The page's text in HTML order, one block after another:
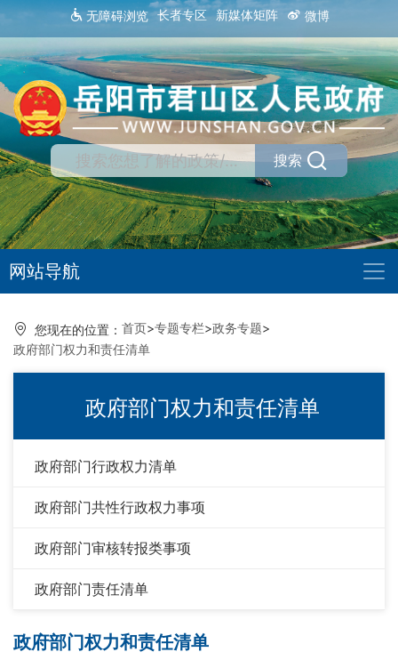
无障碍浏览 长者专区 新媒体矩阵 微博
搜索
网站导航
您现在的位置： 首页>专题专栏>政务专题>
政府部门权力和责任清单
政府部门权力和责任清单
政府部门行政权力清单
政府部门共性行政权力事项
政府部门审核转报类事项
政府部门责任清单
政府部门权力和责任清单